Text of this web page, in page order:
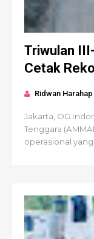
Triwulan
Cetak
Ridwan Harahap
Jakarta, OG
Tenggara
operasional